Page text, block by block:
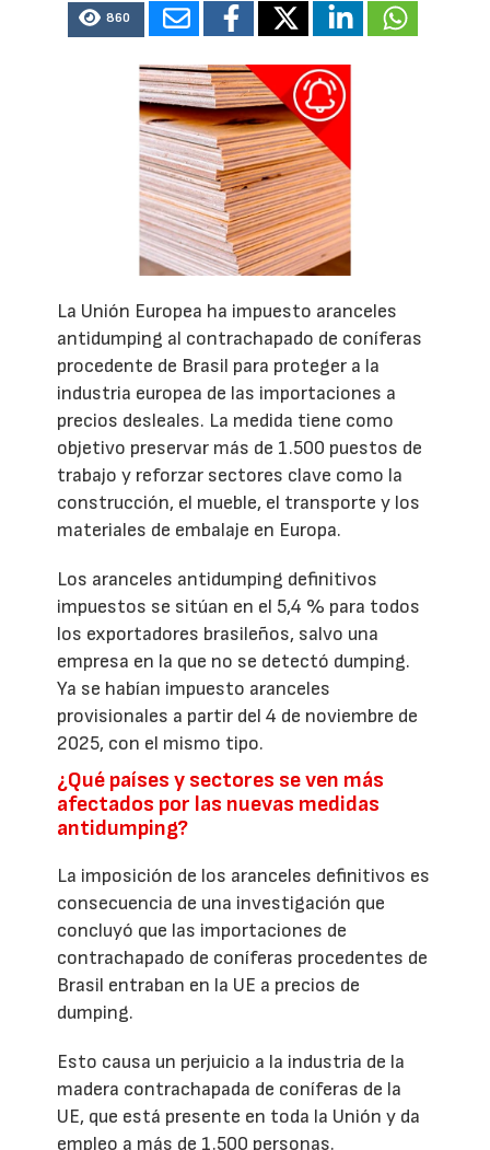
860
La Unión Europea ha impuesto aranceles
antidumping al contrachapado de coníferas
procedente de Brasil para proteger a la
industria europea de las importaciones a
precios desleales. La medida tiene como
objetivo preservar más de 1.500 puestos de
trabajo y reforzar sectores clave como la
construcción, el mueble, el transporte y los
materiales de embalaje en Europa.
Los aranceles antidumping definitivos
impuestos se sitúan en el 5,4 % para todos
los exportadores brasileños, salvo una
empresa en la que no se detectó dumping.
Ya se habían impuesto aranceles
provisionales a partir del 4 de noviembre de
2025, con el mismo tipo.
¿Qué países y sectores se ven más
afectados por las nuevas medidas
antidumping?
La imposición de los aranceles definitivos es
consecuencia de una investigación que
concluyó que las importaciones de
contrachapado de coníferas procedentes de
Brasil entraban en la UE a precios de
dumping.
Esto causa un perjuicio a la industria de la
madera contrachapada de coníferas de la
UE, que está presente en toda la Unión y da
empleo a más de 1.500 personas.